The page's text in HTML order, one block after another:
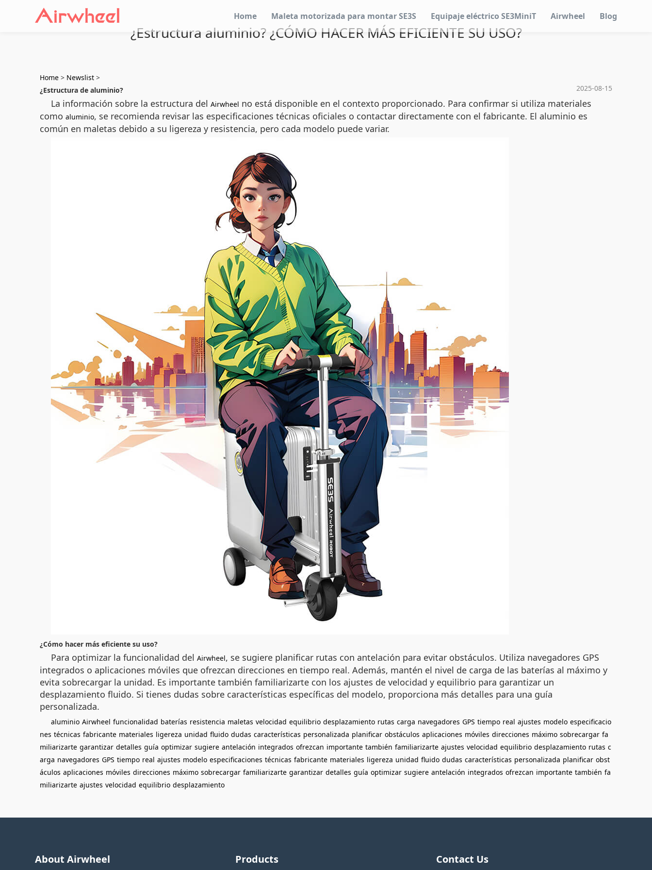
Home Maleta motorizada para montar SE3S Equipaje eléctrico SE3MiniT Airwheel Blog
¿Estructura aluminio? ¿CÓMO HACER MÁS EFICIENTE SU USO?
Home > Newslist >
2025-08-15
¿Estructura de aluminio?
La información sobre la estructura del Airwheel no está disponible en el contexto proporcionado. Para confirmar si utiliza materiales
como aluminio, se recomienda revisar las especificaciones técnicas oficiales o contactar directamente con el fabricante. El aluminio es
común en maletas debido a su ligereza y resistencia, pero cada modelo puede variar.
¿Cómo hacer más eficiente su uso?
Para optimizar la funcionalidad del Airwheel, se sugiere planificar rutas con antelación para evitar obstáculos. Utiliza navegadores GPS
integrados o aplicaciones móviles que ofrezcan direcciones en tiempo real. Además, mantén el nivel de carga de las baterías al máximo y
evita sobrecargar la unidad. Es importante también familiarizarte con los ajustes de velocidad y equilibrio para garantizar un
desplazamiento fluido. Si tienes dudas sobre características específicas del modelo, proporciona más detalles para una guía
personalizada.
aluminio Airwheel funcionalidad baterías resistencia maletas velocidad equilibrio desplazamiento rutas carga navegadores GPS tiempo real ajustes modelo especificacio
nes técnicas fabricante materiales ligereza unidad fluido dudas características personalizada planificar obstáculos aplicaciones móviles direcciones máximo sobrecargar fa
miliarizarte garantizar detalles guía optimizar sugiere antelación integrados ofrezcan importante también familiarizarte ajustes velocidad equilibrio desplazamiento rutas c
arga navegadores GPS tiempo real ajustes modelo especificaciones técnicas fabricante materiales ligereza unidad fluido dudas características personalizada planificar obst
áculos aplicaciones móviles direcciones máximo sobrecargar familiarizarte garantizar detalles guía optimizar sugiere antelación integrados ofrezcan importante también fa
miliarizarte ajustes velocidad equilibrio desplazamiento
About Airwheel Products Contact Us